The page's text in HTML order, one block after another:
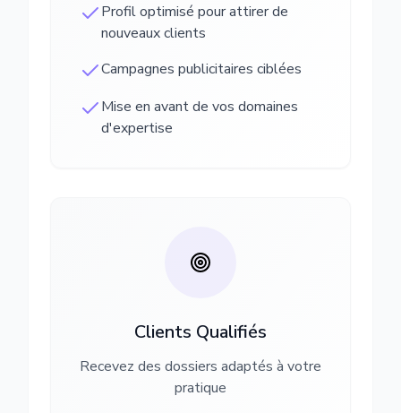
Profil optimisé pour attirer de
nouveaux clients
Campagnes publicitaires ciblées
Mise en avant de vos domaines
d'expertise
Clients Qualifiés
Recevez des dossiers adaptés à votre
pratique